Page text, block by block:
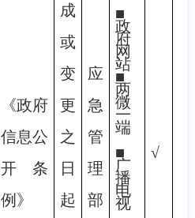
《政府
信息公
开条
例》
成
或
变
更
之
日
起
应
急
管
理
部
■
政
府
网
站
■
两
微
一
端
■
广
播
电
视
√